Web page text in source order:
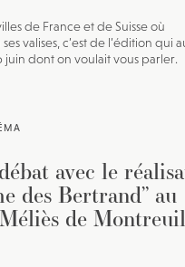
de France et de Suisse où
valises, c’est de l’édition qui
juin dont on voulait vous parler.
avec le
des Bertrand” au
de Montreuil